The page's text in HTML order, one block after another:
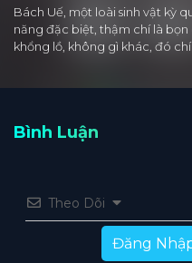
Bách Uế, một loài sinh vật kỳ
năng đặc biệt, thậm chí là
khổng lồ, không gì khác, đó
Bình Luận
Theo Dõi
Đăng